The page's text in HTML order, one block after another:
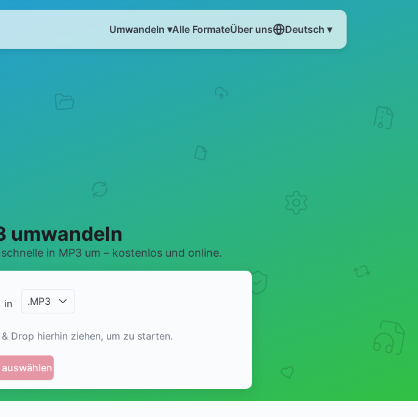
Umwandeln ▾Alle FormateÜber uns Deutsch ▾
umwandeln
in MP3 um – kostenlos und online.
in .MP3
Drop hierhin ziehen, um zu starten.